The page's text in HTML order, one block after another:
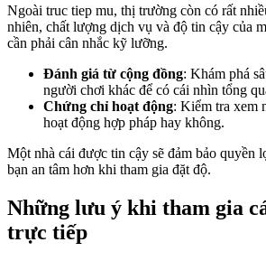
Ngoài truc tiep mu, thị trường còn có rất
nhiên, chất lượng dịch vụ và độ tin cậy của
cần phải cân nhắc kỹ lưỡng.
Đánh giá từ cộng đồng: Khám phá
người chơi khác để có cái nhìn tổng
Chứng chỉ hoạt động: Kiểm tra xem
hoạt động hợp pháp hay không.
Một nhà cái được tin cậy sẽ đảm bảo quyền
bạn an tâm hơn khi tham gia đặt độ.
Những lưu ý khi tham gia
trực tiếp